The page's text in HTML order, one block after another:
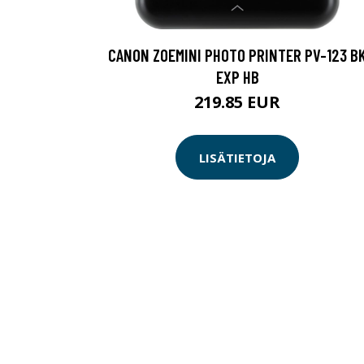
CANON ZOEMINI PHOTO PRINTER PV-123
EXP HB
219.85 EUR
LISÄTIETOJA